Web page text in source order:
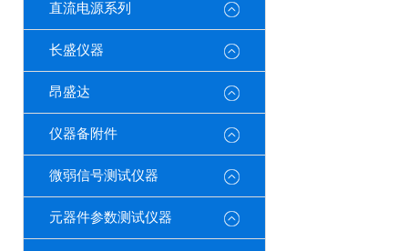
直流电源系列
长盛仪器
昂盛达
仪器备附件
微弱信号测试仪器
元器件参数测试仪器